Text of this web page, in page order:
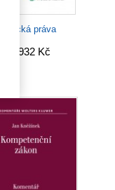
Politická práva
Od 932 Kč